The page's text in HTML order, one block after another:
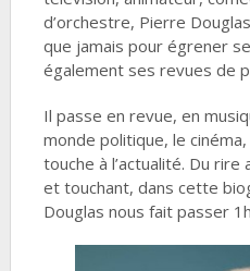
d’orchestre, Pierre
que jamais pour égrener
également ses revues de
Il passe en revue, en
monde politique, le
touche à l’actualité. Du
et touchant, dans cette
Douglas nous fait passer